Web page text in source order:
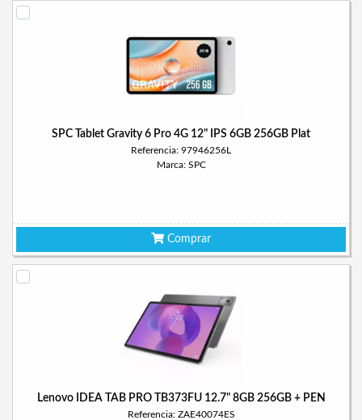
SPC Tablet Gravity 6 Pro 4G 12" IPS 6GB 256GB Plat
Referencia: 97946256L
Marca: SPC
Comprar
Lenovo IDEA TAB PRO TB373FU 12.7" 8GB 256GB + PEN
Referencia: ZAE40074ES